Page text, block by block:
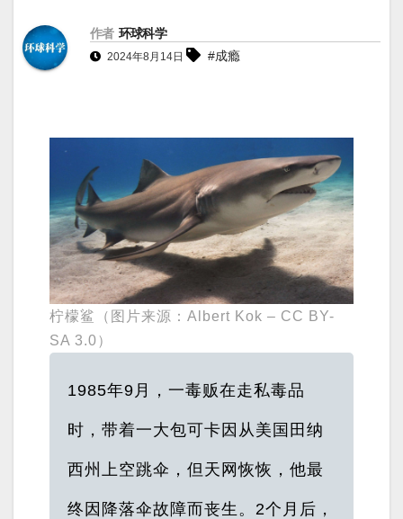
作者 环球科学
2024年8月14日 #成瘾
柠檬鲨（图片来源：Albert Kok – CC BY-
SA 3.0）
1985年9月，一毒贩在走私毒品
时，带着一大包可卡因从美国田纳
西州上空跳伞，但天网恢恢，他最
终因降落伞故障而丧生。2个月后，